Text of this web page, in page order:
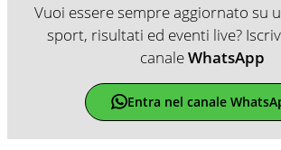
Vuoi essere sempre aggiornato su
sport, risultati ed eventi live?
canaleWhatsApp
Entra nel canale